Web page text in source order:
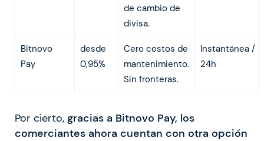
de cambio de
divisa.
Bitnovo
Pay
desde
0,95%
Cero costos de
mantenimiento.
Sin fronteras.
Instantánea /
24h
Por cierto, gracias a Bitnovo Pay, los
comerciantes ahora cuentan con otra opción